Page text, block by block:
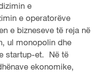
e
e operatorëve
e bizneseve të reja në
ul monopolin dhe
startup-et. Në të
ekonomike,